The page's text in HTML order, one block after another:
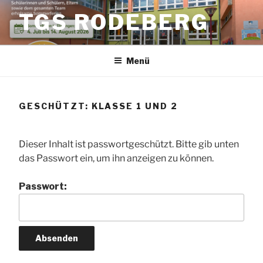
Zum
Inhalt
springenTGS RODEBERG
Menü
GESCHÜTZT: KLASSE 1 UND 2
Dieser Inhalt ist passwortgeschützt. Bitte gib unten
das Passwort ein, um ihn anzeigen zu können.
Passwort: